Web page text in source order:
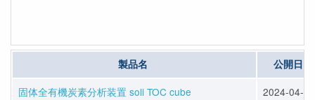
製品名 公開日
固体全有機炭素分析装置 soli TOC cube
2024-04-12